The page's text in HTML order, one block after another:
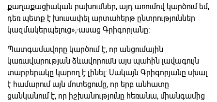
քաղաքացիական բախումներ, այդ առումով կարծում եմ,
դեռ պետք է խուսափել արտահերթ ընտրություններ
կազմակերպելուց»,-ասաց Գրիգորյանը:
Պատգամավորը կարծում է, որ անցումային
կառավարության ձևավորումն այս պահին լավագույն
տարբերակը կարող է լինել: Սակայն Գրիգորյանը սխալ
է համարում այն մոտեցումը, որ երբ անհատը
ցանկանում է, որ իշխանությունը հեռանա, միանգամից